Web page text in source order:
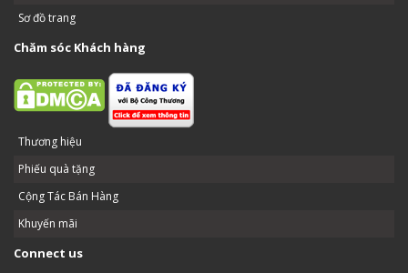
Sơ đồ trang
Chăm sóc Khách hàng
Thương hiệu
Phiếu quà tặng
Cộng Tác Bán Hàng
Khuyến mãi
Connect us